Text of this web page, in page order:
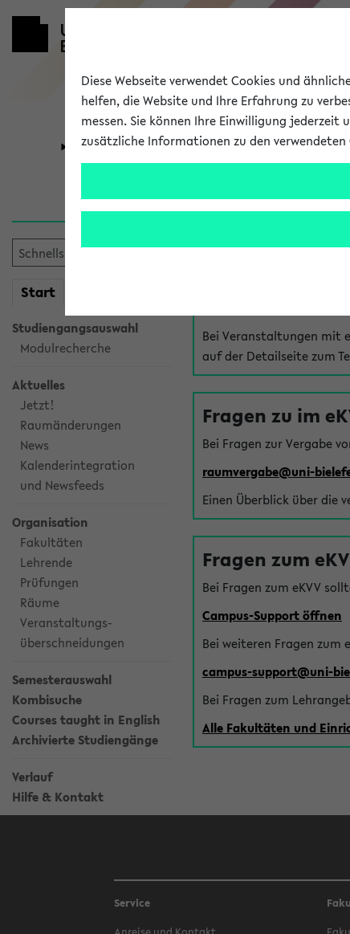
Universität Forschung
Start
Studiengangsauswahl
Modulrecherche
Aktuelles
Jetzt!
Raumänderungen
News
Kalenderintegration
und Newsfeeds
Organisation
Fakultäten
Lehrende
Prüfungen
Räume
Veranstaltungs-
überschneidungen
Semesterauswahl
Kombisuche
Courses taught in English
Archivierte Studiengänge
Verlauf
Hilfe & Kontakt
Hilfe &
Bei Veranstaltungen mit
auf der Detailseite zum
Fragen zu im
Bei Fragen zur Vergabe
raumvergabe@uni-
Einen Überblick über die
Fragen zum
Bei Fragen zum eKVV
Campus-Support öffnen
Bei weiteren Fragen zum
campus-support@uni-
Bei Fragen zum
Alle Fakultäten und
Service
Diese Webseite verwendet Cookies und
helfen, die Website und Ihre Erfahrung zu
messen. Sie können Ihre Einwilligung jederzeit
zusätzliche Informationen zu den verwendeten